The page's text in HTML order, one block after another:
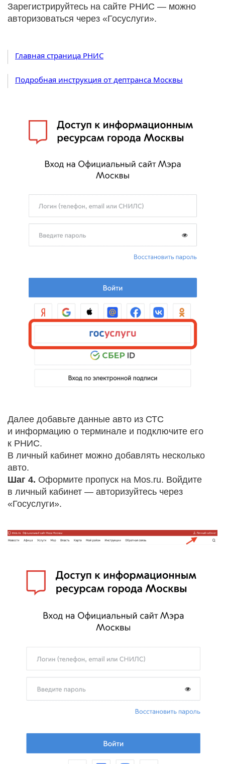
Зарегистрируйтесь на сайте РНИС — можно
авторизоваться через «Госуслуги».
Главная страница РНИС
Подробная инструкция от дептранса Москвы
Далее добавьте данные авто из СТС
и информацию о терминале и подключите его
к РНИС.
В личный кабинет можно добавлять несколько
авто.
Шаг 4. Оформите пропуск на Mos.ru. Войдите
в личный кабинет — авторизуйтесь через
«Госуслуги».